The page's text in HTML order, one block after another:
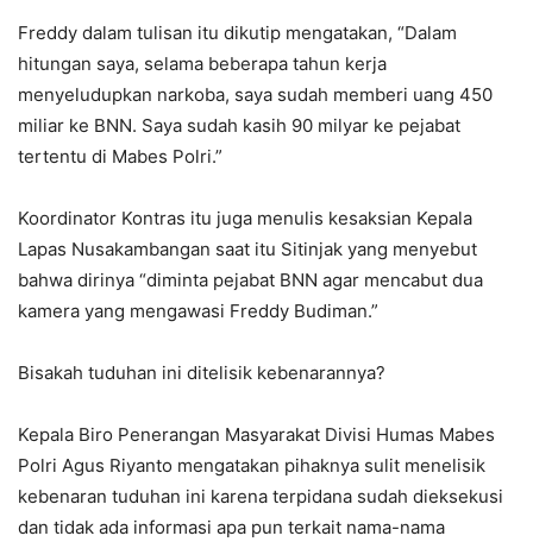
Freddy dalam tulisan itu dikutip mengatakan, “Dalam
hitungan saya, selama beberapa tahun kerja
menyeludupkan narkoba, saya sudah memberi uang 450
miliar ke BNN. Saya sudah kasih 90 milyar ke pejabat
tertentu di Mabes Polri.”
Koordinator Kontras itu juga menulis kesaksian Kepala
Lapas Nusakambangan saat itu Sitinjak yang menyebut
bahwa dirinya “diminta pejabat BNN agar mencabut dua
kamera yang mengawasi Freddy Budiman.”
Bisakah tuduhan ini ditelisik kebenarannya?
Kepala Biro Penerangan Masyarakat Divisi Humas Mabes
Polri Agus Riyanto mengatakan pihaknya sulit menelisik
kebenaran tuduhan ini karena terpidana sudah dieksekusi
dan tidak ada informasi apa pun terkait nama-nama